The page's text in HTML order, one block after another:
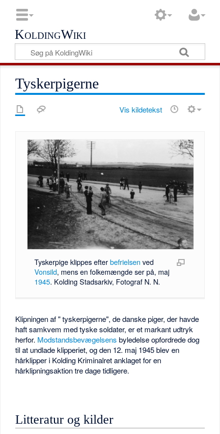
KoldingWiki
Tyskerpigerne
Vis kildetekst
Tyskerpige klippes efterbefrielsen ved
Vonsild, mens en folkemængde ser på, maj
1945. Kolding Stadsarkiv, Fotograf N. N.
Klipningen af " tyskerpigerne", de danske piger, der havde
haft samkvem med tyske soldater, er et markant udtryk
herfor. Modstandsbevægelsens byledelse opfordrede dog
til at undlade klipperiet, og den 12. maj 1945 blev en
hårklipper i Kolding Kriminalret anklaget for en
hårklipningsaktion tre dage tidligere.
Litteratur og kilder